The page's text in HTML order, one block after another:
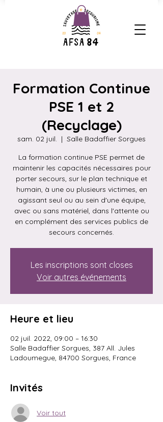
Formation Continue
PSE 1 et 2
(Recyclage)
sam. 02 juil.
  |
Salle Badaffier Sorgues
La formation continue PSE permet de
maintenir les capacités nécessaires pour
porter secours, sur le plan technique et
humain, à une ou plusieurs victimes, en
agissant seul ou au sein d'une équipe,
avec ou sans matériel, dans l'attente ou
en complément des services publics de
secours concernés.
Les inscriptions sont closes
Voir autres événements
Heure et lieu
02 juil. 2022, 09:00 – 16:30
Salle Badaffier Sorgues, 387 All. Jules
Ladoumegue, 84700 Sorgues, France
Invités
Voir tout